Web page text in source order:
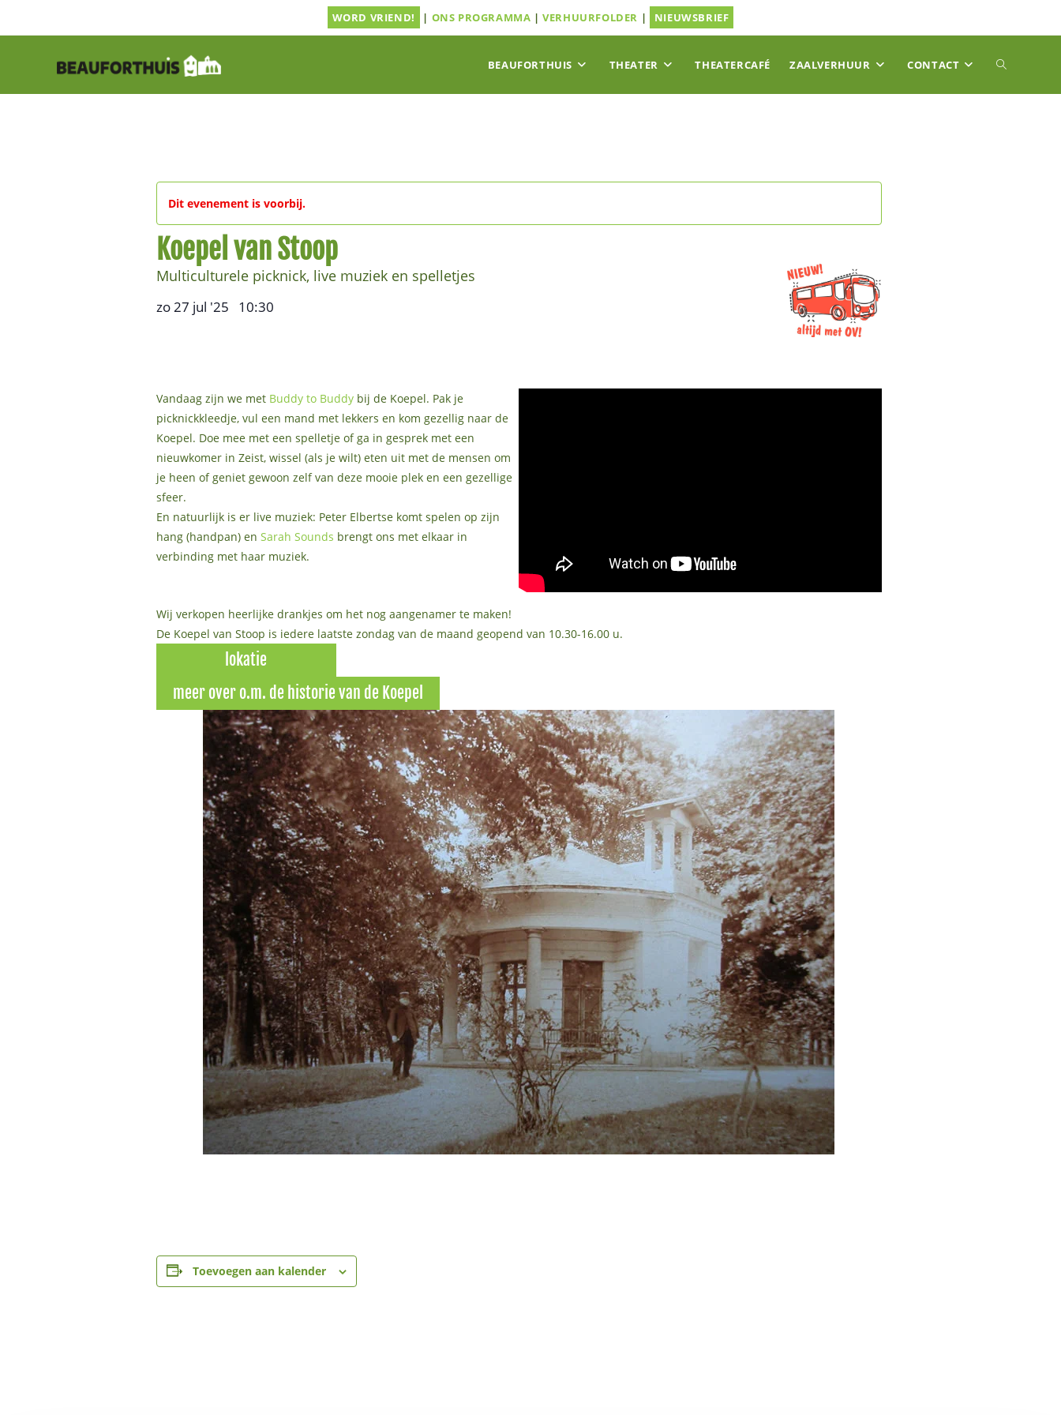
WORD VRIEND! | ONS PROGRAMMA |VERHUURFOLDER | NIEUWSBRIEF
BEAUFORTHUIS THEATER THEATERCAFÉ ZAALVERHUUR CONTACT TOGGLE
Dit evenement is voorbij.
Koepel van Stoop
Multiculturele picknick, live muziek en spelletjes
zo 27 jul '25 10:30
Vandaag zijn we met Buddy to Buddybij de Koepel. Pak je
picknickkleedje, vul een mand met lekkers en kom gezellig naar de
Koepel. Doe mee met een spelletje of ga in gesprek met een
nieuwkomer in Zeist, wissel (als je wilt) eten uit met de mensen om
je heen of geniet gewoon zelf van deze mooie plek en een gezellige
sfeer.
En natuurlijk is er live muziek: Peter Elbertse komt spelen op zijn
hang (handpan) en Sarah Sounds brengt ons met elkaar in
verbinding met haar muziek.
Wij verkopen heerlijke drankjes om het nog aangenamer te maken!
De Koepel van Stoop is iedere laatste zondag van de maand geopend van 10.30-16.00 u.
lokatie
meer over o.m. de historie van de Koepel
Toevoegen aan kalender